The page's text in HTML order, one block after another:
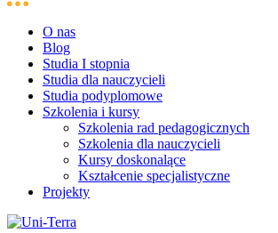
O nas
Blog
Studia I stopnia
Studia dla nauczycieli
Studia podyplomowe
Szkolenia i kursy
Szkolenia rad pedagogicznych
Szkolenia dla nauczycieli
Kursy doskonalące
Kształcenie specjalistyczne
Projekty